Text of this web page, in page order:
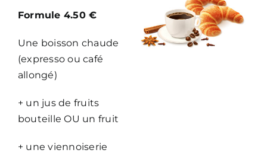
Formule 4.50 €
Une boisson chaude
(expresso ou café
allongé)
+ un jus de fruits
bouteille OU un fruit
+ une viennoiserie